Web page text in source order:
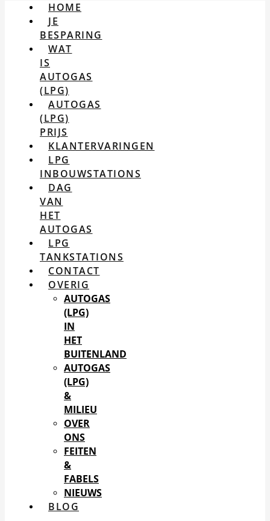
HOME
JE
BESPARING
WAT
IS
AUTOGAS
(LPG)
AUTOGAS
(LPG)
PRIJS
KLANTERVARINGEN
LPG
INBOUWSTATIONS
DAG
VAN
HET
AUTOGAS
LPG
TANKSTATIONS
CONTACT
OVERIG
AUTOGAS
(LPG)
IN
HET
BUITENLAND
AUTOGAS
(LPG)
&
MILIEU
OVER
ONS
FEITEN
&
FABELS
NIEUWS
BLOG